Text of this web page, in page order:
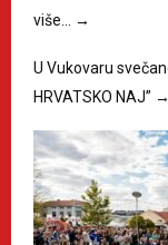
više… →
U Vukovaru
HRVATSKO NAJ” →